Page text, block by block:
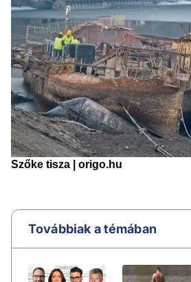
Továbbiak a témában